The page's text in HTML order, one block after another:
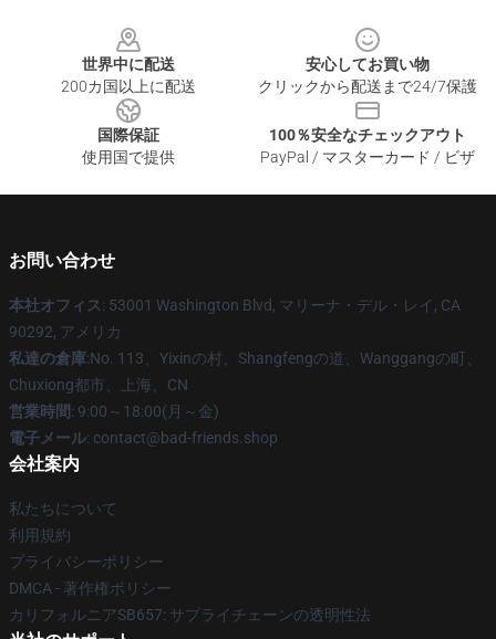
世界中に配送
200カ国以上に配送
安心してお買い物
クリックから配送まで24/7保護
国際保証
使用国で提供
100％安全なチェックアウト
PayPal / マスターカード / ビザ
お問い合わせ
本社オフィス: 53001 Washington Blvd, マリーナ・デル・レイ, CA
90292, アメリカ
私達の倉庫:No. 113、Yixinの村、Shangfengの道、Wanggangの町、
Chuxiong都市、上海、CN
営業時間: 9:00～18:00(月～金)
電子メール: contact@bad-friends.shop
会社案内
私たちについて
利用規約
プライバシーポリシー
DMCA - 著作権ポリシー
カリフォルニアSB657: サプライチェーンの透明性法